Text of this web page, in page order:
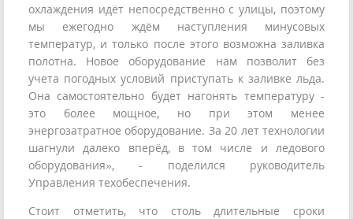
охлаждения идёт непосредственно с улицы, поэтому
мы ежегодно ждём наступления минусовых
температур, и только после этого возможна заливка
полотна. Новое оборудование нам позволит без
учета погодных условий приступать к заливке льда.
Она самостоятельно будет нагонять температуру -
это более мощное, но при этом менее
энергозатратное оборудование. За 20 лет технологии
шагнули далеко вперёд, в том числе и ледового
оборудования», - поделился руководитель
Управления техобеспечения.
Стоит отметить, что столь длительные сроки